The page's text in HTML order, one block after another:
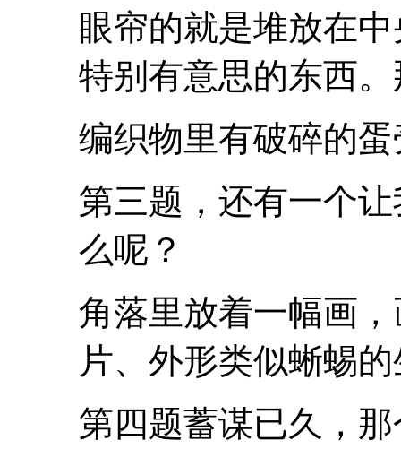
眼帘的就是堆放在
特别有意思的东西
编织物里有破碎的
第三题，还有一个
么呢？
角落里放着一幅画
片、外形类似蜥蜴
第四题蓄谋已久，